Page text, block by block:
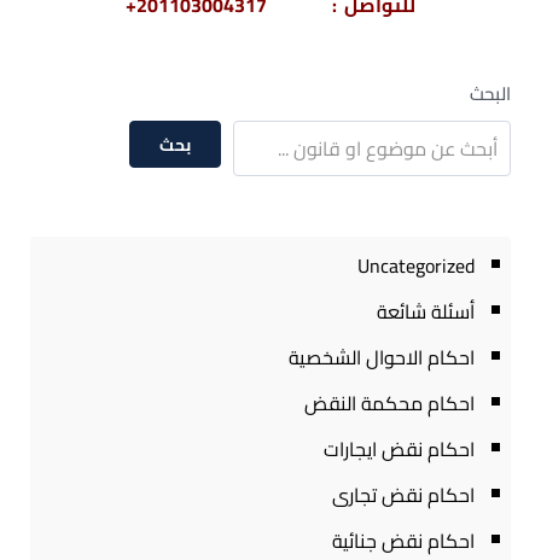
البحث
بحث
Uncategorized
أسئلة شائعة
احكام الاحوال الشخصية
احكام محكمة النقض
احكام نقض ايجارات
احكام نقض تجارى
احكام نقض جنائية